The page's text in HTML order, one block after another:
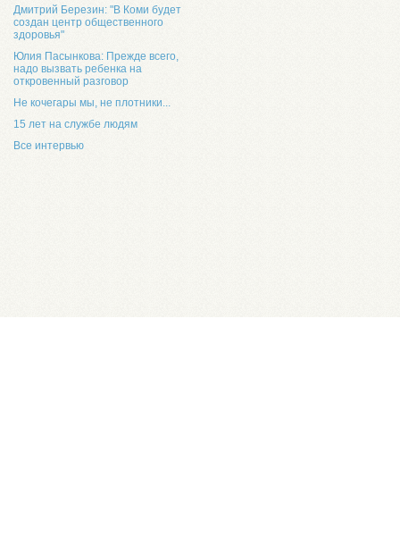
Дмитрий Березин: "В Коми будет
создан центр общественного
здоровья"
Юлия Пасынкова: Прежде всего,
надо вызвать ребенка на
откровенный разговор
Не кочегары мы, не плотники...
15 лет на службе людям
Все интервью